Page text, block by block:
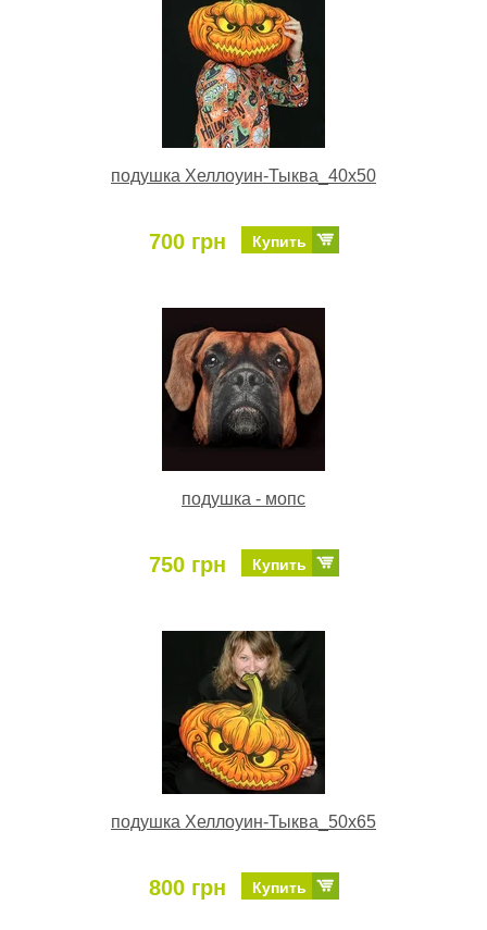
подушка Хеллоуин-Тыква_40х50
700 грн Купить
подушка - мопс
750 грн Купить
подушка Хеллоуин-Тыква_50х65
800 грн Купить